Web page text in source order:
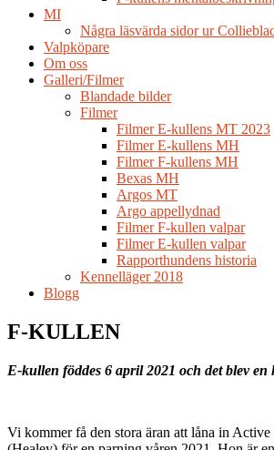
MI
Några läsvärda sidor ur
Valpköpare
Om oss
Galleri/Filmer
Blandade bilder
Filmer
Filmer E-kullens MT 2023
Filmer E-kullens MH
Filmer F-kullens MH
Bexas MH
Argos MT
Argo appellydnad
Filmer F-kullen valpar
Filmer E-kullen valpar
Rapporthundens historia
Kennelläger 2018
Blogg
F-KULLEN
E-kullen föddes 6 april 2021 och det blev
Vi kommer få den stora äran att låna in Active